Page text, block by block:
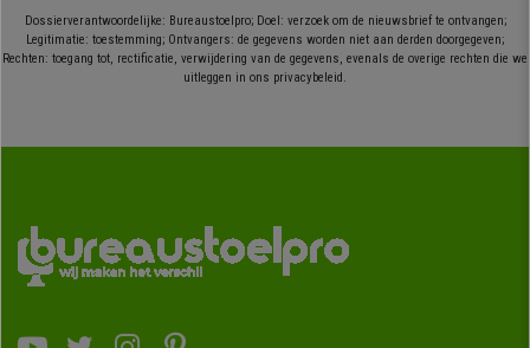
Dossierverantwoordelijke: Bureaustoelpro; Doel: verzoek om de nieuwsbrief te ontvangen;
Legitimatie: toestemming; Ontvangers: de gegevens worden niet aan derden doorgegeven;
Rechten: toegang tot, rectificatie, verwijdering van de gegevens, evenals de overige rechten die we
uitleggen in ons privacybeleid.